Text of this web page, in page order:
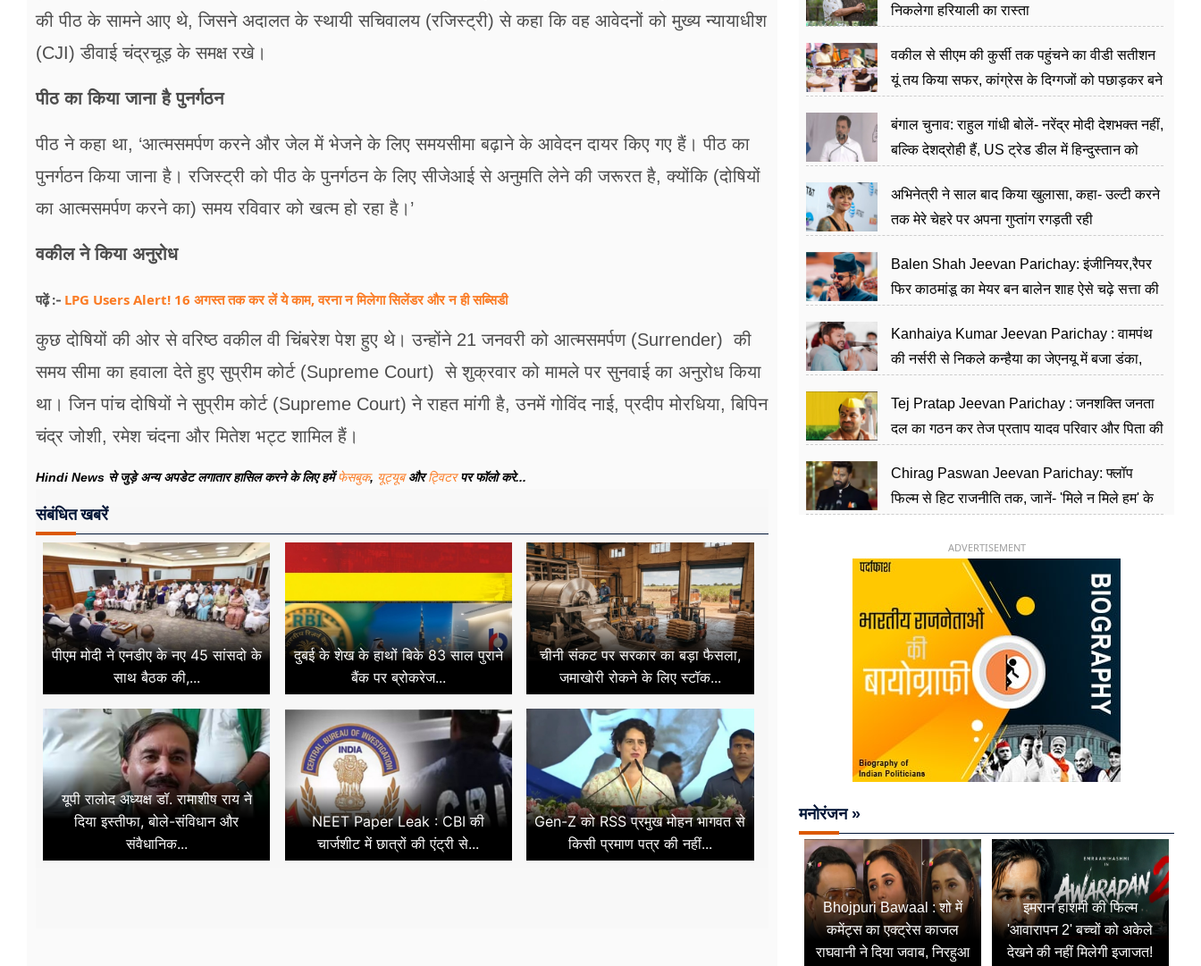
की पीठ के सामने आए थे, जिसने अदालत के स्थायी सचिवालय (रजिस्ट्री) से कहा कि वह आवेदनों को मुख्य न्यायाधीश
(CJI) डीवाई चंद्रचूड़ के समक्ष रखे।
पीठ का किया जाना है पुनर्गठन
पीठ ने कहा था, ‘आत्मसमर्पण करने और जेल में भेजने के लिए समयसीमा बढ़ाने के आवेदन दायर किए गए हैं। पीठ का
पुनर्गठन किया जाना है। रजिस्ट्री को पीठ के पुनर्गठन के लिए सीजेआई से अनुमति लेने की जरूरत है, क्योंकि (दोषियों
का आत्मसमर्पण करने का) समय रविवार को खत्म हो रहा है।’
वकील ने किया अनुरोध
पढ़ें :- LPG Users Alert! 16 अगस्त तक कर लें ये काम, वरना न मिलेगा सिलेंडर और न ही सब्सिडी
कुछ दोषियों की ओर से वरिष्ठ वकील वी चिंबरेश पेश हुए थे। उन्होंने 21 जनवरी को आत्मसमर्पण (Surrender) की
समय सीमा का हवाला देते हुए सुप्रीम कोर्ट (Supreme Court) से शुक्रवार को मामले पर सुनवाई का अनुरोध किया
था। जिन पांच दोषियों ने सुप्रीम कोर्ट (Supreme Court) ने राहत मांगी है, उनमें गोविंद नाई, प्रदीप मोरधिया, बिपिन
चंद्र जोशी, रमेश चंदना और मितेश भट्ट शामिल हैं।
Hindi News से जुड़े अन्य अपडेट लगातार हासिल करने के लिए हमेंफेसबुक, यूट्यूबऔरट्विटरपर फॉलो करे...
संबंधित खबरें
पीएम मोदी ने एनडीए के नए 45 सांसदो के
साथ बैठक की,...
दुबई के शेख के हाथों बिके 83 साल पुराने
बैंक पर ब्रोकरेज...
चीनी संकट पर सरकार का बड़ा फैसला,
जमाखोरी रोकने के लिए स्टॉक...
यूपी रालोद अध्यक्ष डॉ. रामाशीष राय ने
दिया इस्तीफा, बोले-संविधान और
संवैधानिक...
NEET Paper Leak : CBI की
चार्जशीट में छात्रों की एंट्री से...
Gen-Z को RSS प्रमुख मोहन भागवत से
किसी प्रमाण पत्र की नहीं...
निकलेगा हरियाली का रास्ता
वकील से सीएम की कुर्सी तक पहुंचने का वीडी सतीशन
यूं तय किया सफर, कांग्रेस के दिग्गजों को पछाड़कर बने
बंगाल चुनाव: राहुल गांधी बोलें- नरेंद्र मोदी देशभक्त नहीं,
बल्कि देशद्रोही हैं, US ट्रेड डील में हिन्दुस्तान को
अभिनेत्री ने साल बाद किया खुलासा, कहा- उल्टी करने
तक मेरे चेहरे पर अपना गुप्तांग रगड़ती रही
Balen Shah Jeevan Parichay: इंजीनियर,रैपर
फिर काठमांडू का मेयर बन बालेन शाह ऐसे चढ़े सत्ता की
Kanhaiya Kumar Jeevan Parichay : वामपंथ
की नर्सरी से निकले कन्हैया का जेएनयू में बजा डंका,
Tej Pratap Jeevan Parichay : जनशक्ति जनता
दल का गठन कर तेज प्रताप यादव परिवार और पिता की
Chirag Paswan Jeevan Parichay: फ्लॉप
फिल्म से हिट राजनीति तक, जानें- 'मिले न मिले हम' के
ADVERTISEMENT
मनोरंजन »
Bhojpuri Bawaal : शो में
कमेंट्स का एक्ट्रेस काजल
राघवानी ने दिया जवाब, निरहुआ
इमरान हाशमी की फिल्म
'आवारापन 2' बच्चों को अकेले
देखने की नहीं मिलेगी इजाजत!